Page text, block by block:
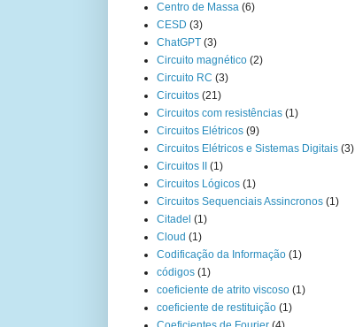
Centro de Massa (6)
CESD (3)
ChatGPT (3)
Circuito magnético (2)
Circuito RC (3)
Circuitos (21)
Circuitos com resistências (1)
Circuitos Elétricos (9)
Circuitos Elétricos e Sistemas Digitais (3)
Circuitos II
(1)
Circuitos Lógicos (1)
Circuitos Sequenciais Assincronos (1)
Citadel (1)
Cloud (1)
Codificação da Informação (1)
códigos (1)
coeficiente de atrito viscoso (1)
coeficiente de restituição (1)